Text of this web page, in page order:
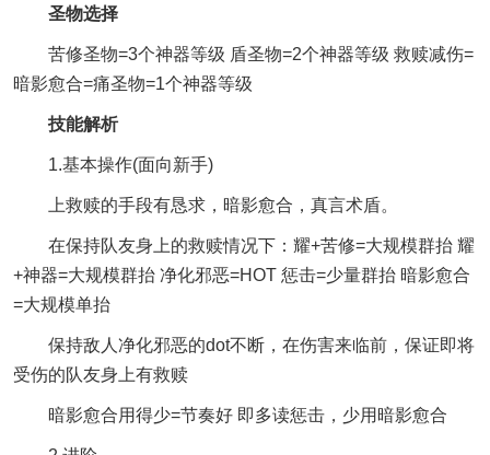
圣物选择
苦修圣物=3个神器等级 盾圣物=2个神器等级 救赎减伤=
暗影愈合=痛圣物=1个神器等级
技能解析
1.基本操作(面向新手)
上救赎的手段有恳求，暗影愈合，真言术盾。
在保持队友身上的救赎情况下：耀+苦修=大规模群抬 耀
+神器=大规模群抬 净化邪恶=HOT 惩击=少量群抬 暗影愈合
=大规模单抬
保持敌人净化邪恶的dot不断，在伤害来临前，保证即将
受伤的队友身上有救赎
暗影愈合用得少=节奏好 即多读惩击，少用暗影愈合